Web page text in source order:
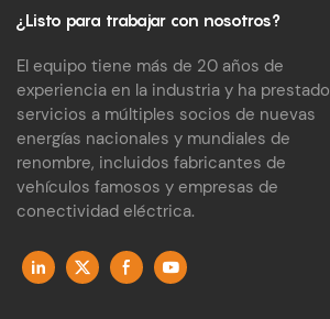
¿Listo para trabajar con nosotros?
El equipo tiene más de 20 años de
experiencia en la industria y ha prestado
servicios a múltiples socios de nuevas
energías nacionales y mundiales de
renombre, incluidos fabricantes de
vehículos famosos y empresas de
conectividad eléctrica.